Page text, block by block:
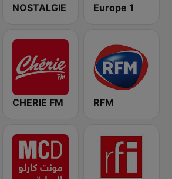
NOSTALGIE Europe 1
CHERIE FM RFM